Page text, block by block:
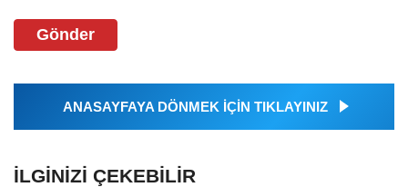
Gönder
ANASAYFAYA DÖNMEK İÇİN TIKLAYINIZ
İLGINIZI ÇEKEBILIR